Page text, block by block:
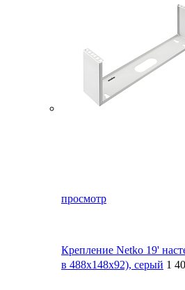
просмотр
Крепление Netko 19'
в 488х148х92), серый 1